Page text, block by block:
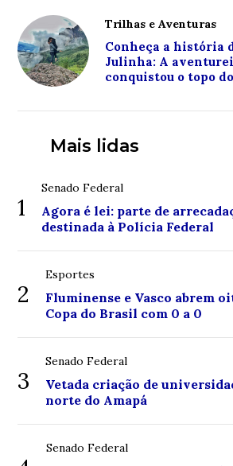
Trilhas e Aventuras
Conheça a história
Julinha: A
conquistou o topo
Mais lidas
1
Senado Federal
Agora é lei: parte de
destinada à Polícia Federal
2
Esportes
Fluminense e Vasco abrem
Copa do Brasil com 0 a 0
3
Senado Federal
Vetada criação de
norte do Amapá
Senado Federal